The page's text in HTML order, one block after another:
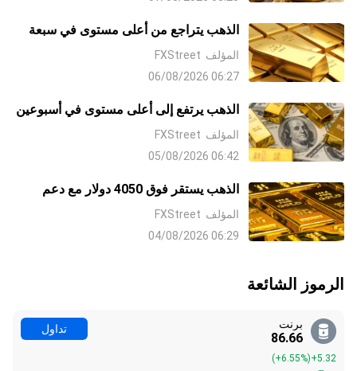
الذهب يتراجع من أعلى مستوى في سبعة
أسابيع مع صعوبة الثيران في إيجاد قبول
فوق 4300 دولار
المؤلف FXStreet
06:27 06/08/2026
الذهب يرتفع إلى أعلى مستوى في أسبوعين
مع تراجع الدولار على آمال التوصل إلى
اتفاق مع إيران وتراجع رهانات رفع معدلات
Fed
المؤلف FXStreet
06:42 05/08/2026
الذهب يستقر فوق 4050 دولار مع دعم
رهانات رفع الفائدة من جانب البنك
المؤلف FXStreet
06:29 04/08/2026
الرموز الشائعة
برنت
86.66
+5.32
(+6.55%)
تداول